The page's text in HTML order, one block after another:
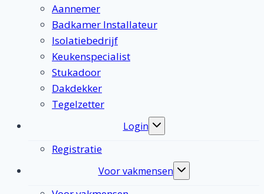
Aannemer
Badkamer Installateur
Isolatiebedrijf
Keukenspecialist
Stukadoor
Dakdekker
Tegelzetter
Login
Toggle
Registratie
Voor vakmensen
Toggle